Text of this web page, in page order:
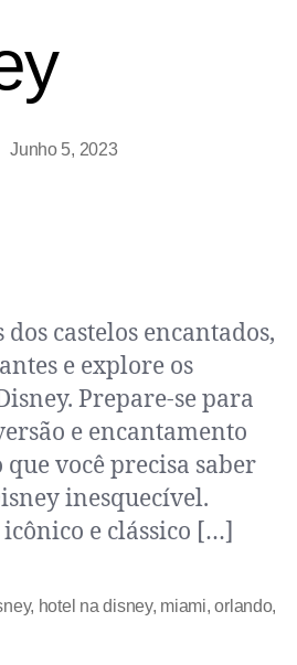
Junho 5, 2023
castelos encantados,
e explore os
Prepare-se para
e encantamento
você precisa saber
inesquecível.
e clássico […]
, hotel na disney, miami,orlando,